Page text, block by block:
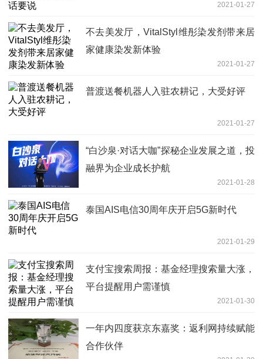
2021-01-27
不去美发厅，VitalStyl维彤染发剂带来居
家健康染发新体验
2021-01-27
普渡送餐机器人入驻农耕记，大受好评
2021-01-27
“白沙泉·对话大咖”探秘企业发展之道，投
融界为企业成长护航
2021-01-28
泰国AIS电信30周年庆开启5G新时代
2021-01-29
支付宝搜索周报：基金经理搜索量大涨，
平台提醒用户需谨慎
2021-01-30
一年内四度获京东嘉奖：返利网持续赋能
合作伙伴